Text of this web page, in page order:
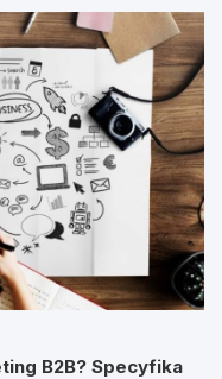
B2B? Specyfika